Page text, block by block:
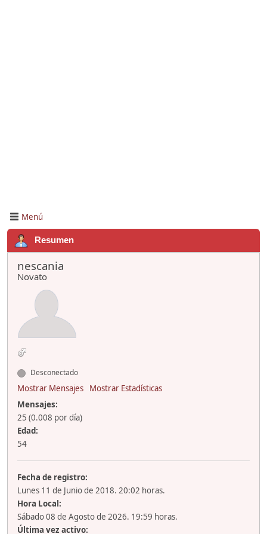
Menú
Resumen
nescania
Novato
Desconectado
Mostrar Mensajes
Mostrar Estadísticas
Mensajes:
25 (0.008 por día)
Edad:
54
Fecha de registro:
Lunes 11 de Junio de 2018. 20:02 horas.
Hora Local:
Sábado 08 de Agosto de 2026. 19:59 horas.
Última vez activo: